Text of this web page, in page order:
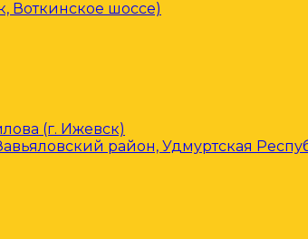
Воткинское шоссе)
(г. Ижевск)
район, Удмуртская